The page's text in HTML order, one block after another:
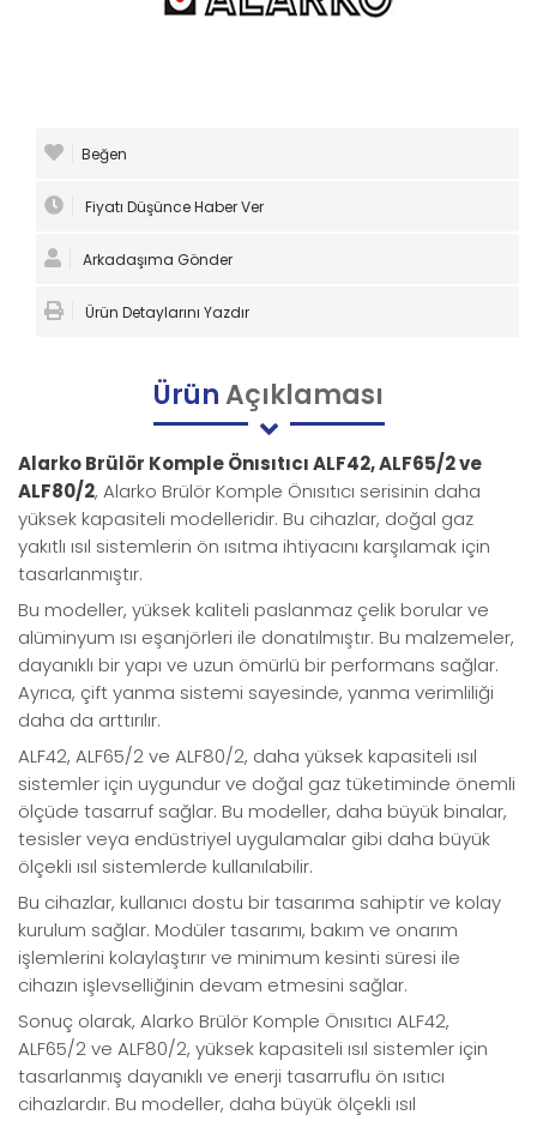
Beğen
Fiyatı Düşünce Haber Ver
Arkadaşıma Gönder
Ürün Detaylarını Yazdır
ÜrünAçıklaması
Alarko Brülör Komple Önısıtıcı ALF42, ALF65/2 ve
ALF80/2, Alarko Brülör Komple Önısıtıcı serisinin daha
yüksek kapasiteli modelleridir. Bu cihazlar, doğal gaz
yakıtlı ısıl sistemlerin ön ısıtma ihtiyacını karşılamak için
tasarlanmıştır.
Bu modeller, yüksek kaliteli paslanmaz çelik borular ve
alüminyum ısı eşanjörleri ile donatılmıştır. Bu malzemeler,
dayanıklı bir yapı ve uzun ömürlü bir performans sağlar.
Ayrıca, çift yanma sistemi sayesinde, yanma verimliliği
daha da arttırılır.
ALF42, ALF65/2 ve ALF80/2, daha yüksek kapasiteli ısıl
sistemler için uygundur ve doğal gaz tüketiminde önemli
ölçüde tasarruf sağlar. Bu modeller, daha büyük binalar,
tesisler veya endüstriyel uygulamalar gibi daha büyük
ölçekli ısıl sistemlerde kullanılabilir.
Bu cihazlar, kullanıcı dostu bir tasarıma sahiptir ve kolay
kurulum sağlar. Modüler tasarımı, bakım ve onarım
işlemlerini kolaylaştırır ve minimum kesinti süresi ile
cihazın işlevselliğinin devam etmesini sağlar.
Sonuç olarak, Alarko Brülör Komple Önısıtıcı ALF42,
ALF65/2 ve ALF80/2, yüksek kapasiteli ısıl sistemler için
tasarlanmış dayanıklı ve enerji tasarruflu ön ısıtıcı
cihazlardır. Bu modeller, daha büyük ölçekli ısıl